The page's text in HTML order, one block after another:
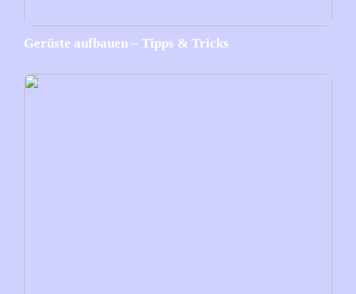
Gerüste aufbauen – Tipps & Tricks